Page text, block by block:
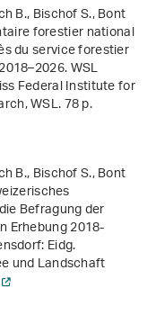
B., Bischof S., Bont
forestier national
du service forestier
. WSL
Federal Institute for
WSL. 78 p.
B., Bischof S., Bont
Befragung der
Erhebung 2018-
Eidg.
und Landschaft